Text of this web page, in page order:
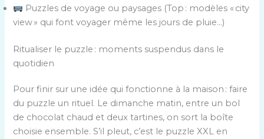
Puzzles de voyage ou paysages (Top : modèles « city
view » qui font voyager même les jours de pluie…)
Ritualiser le puzzle : moments suspendus dans le
quotidien
Pour finir sur une idée qui fonctionne à la maison : faire
du puzzle un rituel. Le dimanche matin, entre un bol
de chocolat chaud et deux tartines, on sort la boîte
choisie ensemble. S’il pleut, c’est le puzzle XXL en